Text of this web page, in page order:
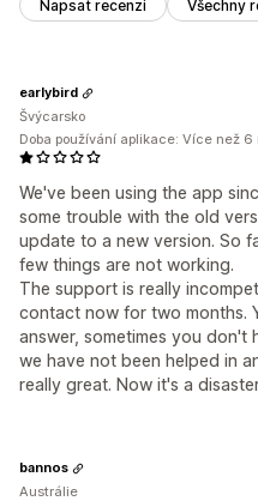
Napsat recenzi Všechny
We've been using the app
some trouble with the old
update to a new version. So
few things are not working.
The support is really
contact now for two months.
answer, sometimes you don't
we have not been helped in
really great. Now it's a
earlybird
Švýcarsko
Doba používání aplikace: Více než 6
bannos
Austrálie